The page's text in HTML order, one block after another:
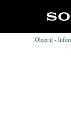
Objectif -